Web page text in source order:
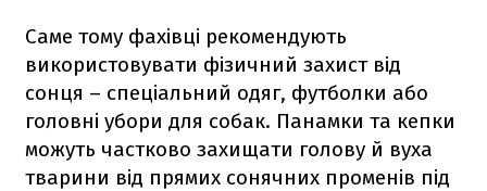
Саме тому фахівці рекомендують
використовувати фізичний захист від
сонця – спеціальний одяг, футболки або
головні убори для собак. Панамки та кепки
можуть частково захищати голову й вуха
тварини від прямих сонячних променів під